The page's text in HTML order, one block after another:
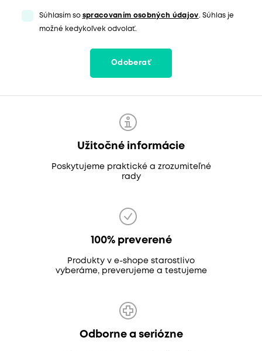
Súhlasím so spracovaním osobných údajov. Súhlas je
možné kedykoľvek odvolať.
Odoberať
Užitočné informácie
Poskytujeme praktické a zrozumiteľné
rady
100% preverené
Produkty v e-shope starostlivo
vyberáme, preverujeme a testujeme
Odborne a seriózne